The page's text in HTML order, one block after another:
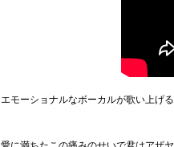
エモーショナルなボーカルが歌い上げ